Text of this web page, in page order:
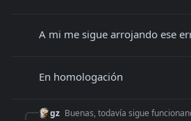
A mi me sigue arrojando ese
En homologación
gz Buenas, todavía sigue